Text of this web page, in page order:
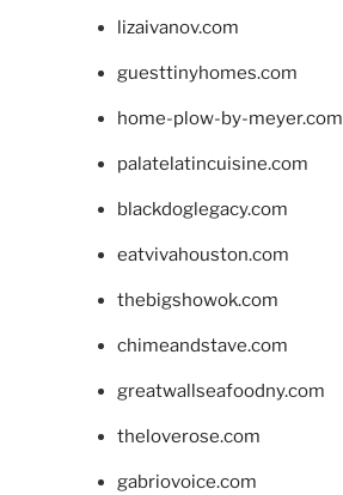
lizaivanov.com
guesttinyhomes.com
home-plow-by-meyer.com
palatelatincuisine.com
blackdoglegacy.com
eatvivahouston.com
thebigshowok.com
chimeandstave.com
greatwallseafoodny.com
theloverose.com
gabriovoice.com